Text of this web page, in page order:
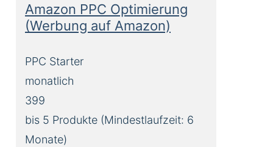
Amazon PPC Optimierung
(Werbung auf Amazon)
PPC Starter
monatlich
399
bis 5 Produkte (Mindestlaufzeit: 6
Monate)